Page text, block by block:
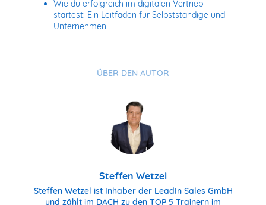
Wie du erfolgreich im digitalen Vertrieb
startest: Ein Leitfaden für Selbstständige und
Unternehmen
ÜBER DEN AUTOR
Steffen Wetzel
Steffen Wetzel ist Inhaber der LeadIn Sales GmbH
und zählt im DACH zu den TOP 5 Trainern im